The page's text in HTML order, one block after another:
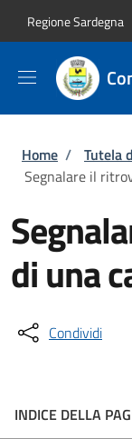
Regione Sardegna
Briciole
Home / Tutela
Segnalare il
di una
Condividi
INDICE DELLA